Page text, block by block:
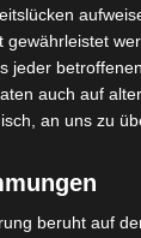
Wetter
gewährleistet
jeder
auch auf
an uns zu
beruht auf